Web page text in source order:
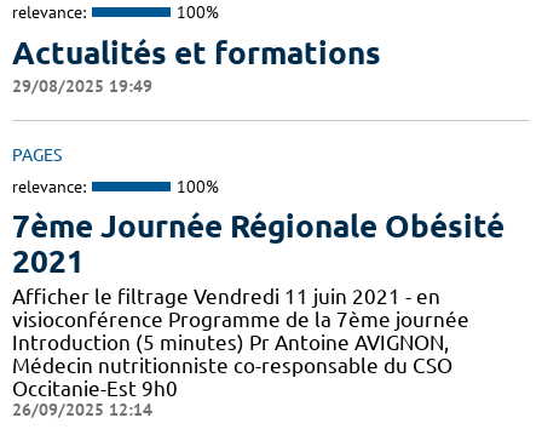
relevance: 100%
Actualités et formations
29/08/2025 19:49
PAGES
relevance: 100%
7ème Journée Régionale Obésité
2021
Afficher le filtrage Vendredi 11 juin 2021 - en
visioconférence Programme de la 7ème journée
Introduction (5 minutes) Pr Antoine AVIGNON,
Médecin nutritionniste co-responsable du CSO
Occitanie-Est 9h0
26/09/2025 12:14